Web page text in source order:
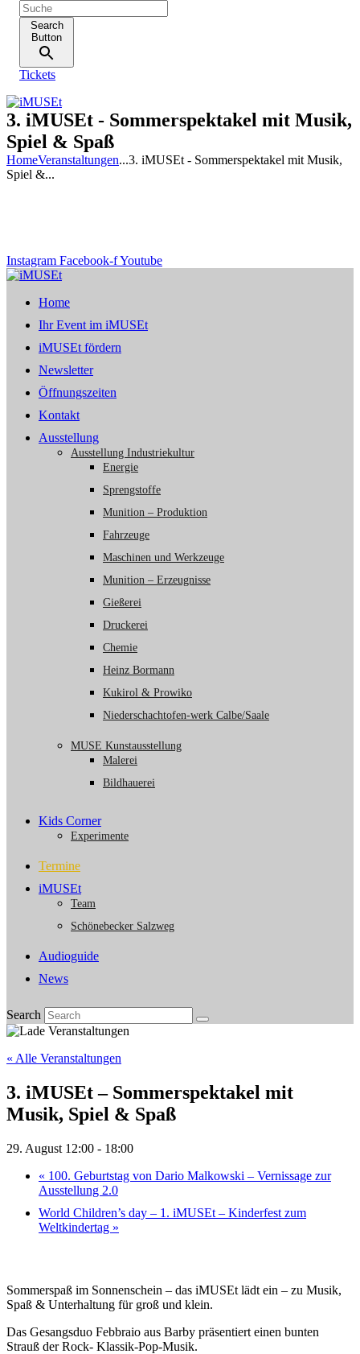
Search
Button
Tickets
3. iMUSEt - Sommerspektakel mit Musik,
Spiel & Spaß
HomeVeranstaltungen...3. iMUSEt - Sommerspektakel mit Musik,
Spiel &...
Instagram Facebook-fYoutube
Home
Ihr Event im iMUSEt
iMUSEt fördern
Newsletter
Öffnungszeiten
Kontakt
Ausstellung
Ausstellung Industriekultur
Energie
Sprengstoffe
Munition – Produktion
Fahrzeuge
Maschinen und Werkzeuge
Munition – Erzeugnisse
Gießerei
Druckerei
Chemie
Heinz Bormann
Kukirol & Prowiko
Niederschachtofen-werk Calbe/Saale
MUSE Kunstausstellung
Malerei
Bildhauerei
Kids Corner
Experimente
Termine
iMUSEt
Team
Schönebecker Salzweg
Audioguide
News
Search
« Alle Veranstaltungen
3. iMUSEt – Sommerspektakel mit
Musik, Spiel & Spaß
29. August 12:00 - 18:00
« 100. Geburtstag von Dario Malkowski – Vernissage zur
Ausstellung 2.0
World Children’s day – 1. iMUSEt – Kinderfest zum
Weltkindertag »
Sommerspaß im Sonnenschein – das iMUSEt lädt ein – zu Musik,
Spaß & Unterhaltung für groß und klein.
Das Gesangsduo Febbraio aus Barby präsentiert einen bunten
Strauß der Rock- Klassik-Pop-Musik.